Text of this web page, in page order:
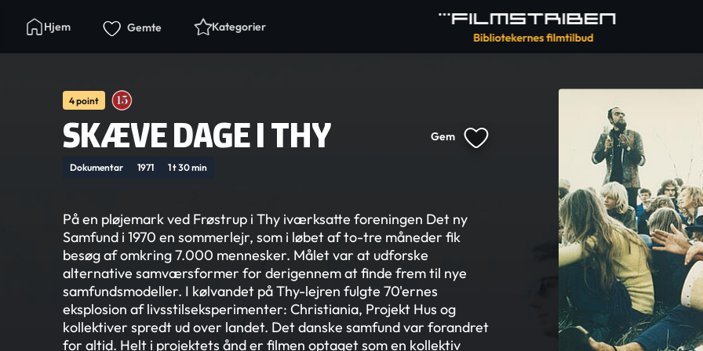
Hjem Gemte Kategorier
4 point
SKÆVE DAGE I THY Gem
Dokumentar 1971 1 t 30 min
På en pløjemark ved Frøstrup i Thy iværksatte foreningen Det ny
Samfund i 1970 en sommerlejr, som i løbet af to-tre måneder fik
besøg af omkring 7.000 mennesker. Målet var at udforske
alternative samværsformer for derigennem at finde frem til nye
samfundsmodeller. I kølvandet på Thy-lejren fulgte 70'ernes
eksplosion af livsstilseksperimenter: Christiania, Projekt Hus og
kollektiver spredt ud over landet. Det danske samfund var forandret
for altid. Helt i projektets ånd er filmen optaget som en kollektiv